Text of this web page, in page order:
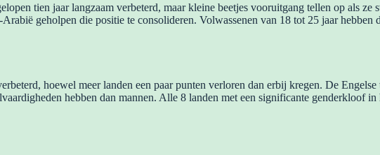
tien jaar langzaam verbeterd, maar kleine beetjes vooruitgang tellen op als
geholpen die positie te consolideren. Volwassenen van 18 tot 25 jaar hebben
hoewel meer landen een paar punten verloren dan erbij kregen. De
hebben dan mannen. Alle 8 landen met een significante genderkloof in